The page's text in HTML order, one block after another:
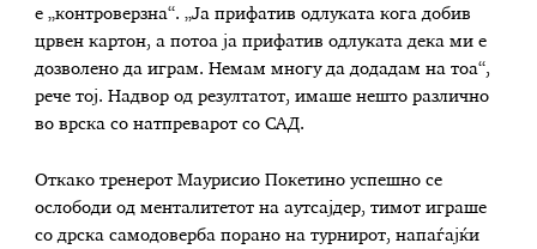
е „контроверзна“. „Ја прифатив одлуката кога добив
црвен картон, а потоа ја прифатив одлуката дека ми е
дозволено да играм. Немам многу да додадам на тоа“,
рече тој. Надвор од резултатот, имаше нешто различно
во врска со натпреварот со САД.
Откако тренерот Маурисио Покетино успешно се
ослободи од менталитетот на аутсајдер, тимот играше
со дрска самодоверба порано на турнирот, напаѓајќи